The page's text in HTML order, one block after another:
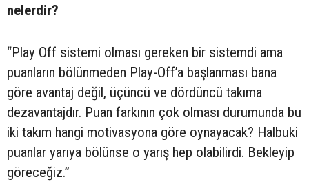
nelerdir?
“Play Off sistemi olması gereken bir sistemdi ama
puanların bölünmeden Play-Off’a başlanması bana
göre avantaj değil, üçüncü ve dördüncü takıma
dezavantajdır. Puan farkının çok olması durumunda bu
iki takım hangi motivasyona göre oynayacak? Halbuki
puanlar yarıya bölünse o yarış hep olabilirdi. Bekleyip
göreceğiz.”